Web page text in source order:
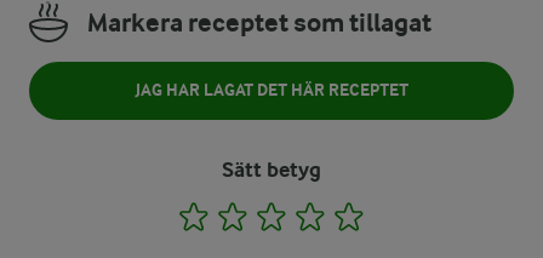
Markera receptet som tillagat
JAG HAR LAGAT DET HÄR RECEPTET
Sätt betyg
1 2 3 4